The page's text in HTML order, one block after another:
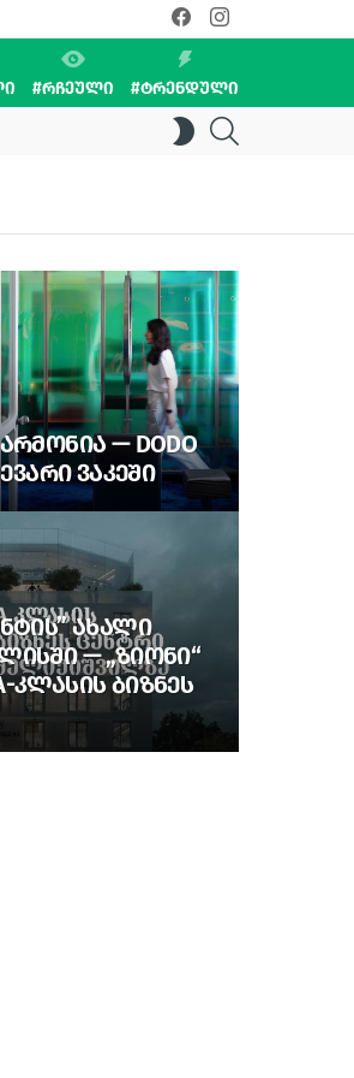
facebookinstagram
#ᲠᲩᲔᲣᲚᲘ #ᲢᲠᲔᲜᲓᲣᲚᲘ
SWITCH
SKIN
— DODO
ᲕᲐᲙᲔᲨᲘ
ᲐᲮᲐᲚᲘ
— „ᲖᲘᲝᲜᲘ“
ᲙᲚᲐᲡᲘᲡ ᲑᲘᲖᲜᲔᲡ